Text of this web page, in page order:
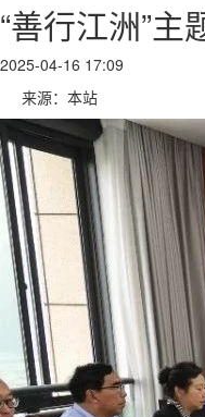
“善行江洲”
2025-04-16 17:09
来源：本站